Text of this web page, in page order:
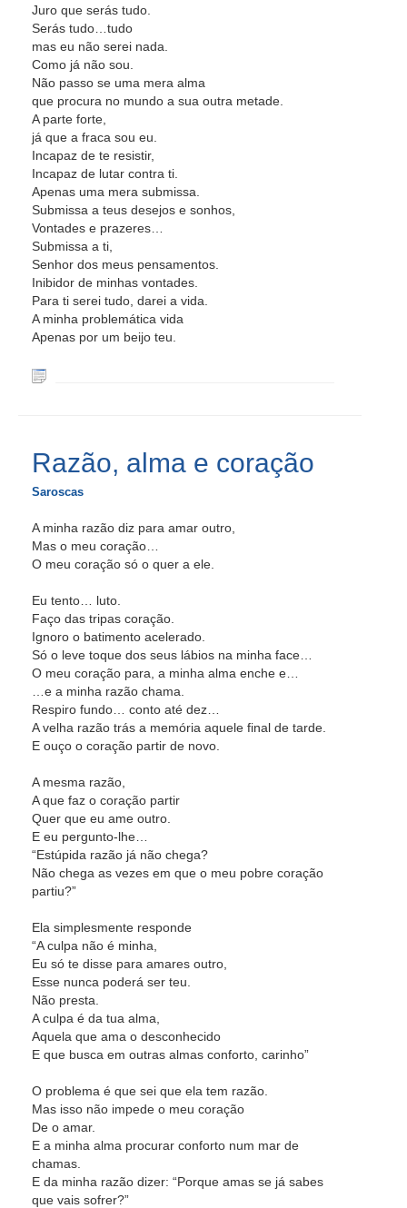
Juro que serás tudo.
Serás tudo…tudo
mas eu não serei nada.
Como já não sou.
Não passo se uma mera alma
que procura no mundo a sua outra metade.
A parte forte,
já que a fraca sou eu.
Incapaz de te resistir,
Incapaz de lutar contra ti.
Apenas uma mera submissa.
Submissa a teus desejos e sonhos,
Vontades e prazeres…
Submissa a ti,
Senhor dos meus pensamentos.
Inibidor de minhas vontades.
Para ti serei tudo, darei a vida.
A minha problemática vida
Apenas por um beijo teu.
Razão, alma e coração
Saroscas
A minha razão diz para amar outro,
Mas o meu coração…
O meu coração só o quer a ele.
Eu tento… luto.
Faço das tripas coração.
Ignoro o batimento acelerado.
Só o leve toque dos seus lábios na minha face…
O meu coração para, a minha alma enche e…
…e a minha razão chama.
Respiro fundo… conto até dez…
A velha razão trás a memória aquele final de tarde.
E ouço o coração partir de novo.
A mesma razão,
A que faz o coração partir
Quer que eu ame outro.
E eu pergunto-lhe…
“Estúpida razão já não chega?
Não chega as vezes em que o meu pobre coração
partiu?”
Ela simplesmente responde
“A culpa não é minha,
Eu só te disse para amares outro,
Esse nunca poderá ser teu.
Não presta.
A culpa é da tua alma,
Aquela que ama o desconhecido
E que busca em outras almas conforto, carinho”
O problema é que sei que ela tem razão.
Mas isso não impede o meu coração
De o amar.
E a minha alma procurar conforto num mar de
chamas.
E da minha razão dizer: “Porque amas se já sabes
que vais sofrer?”